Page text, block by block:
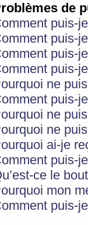
de
puis-
puis-
puis-
puis-
ne
puis-
ne
ne
ai-je
puis-
ce le
mon
puis-